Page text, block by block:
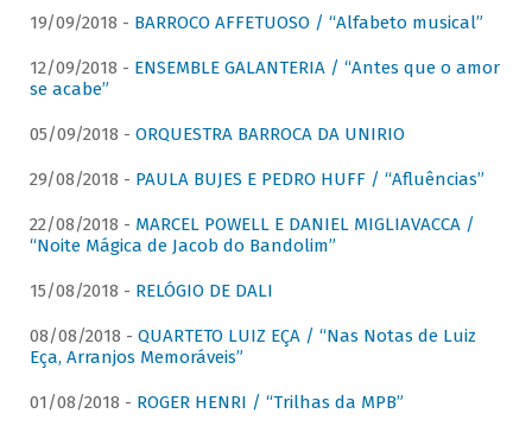
19/09/2018 - BARROCO AFFETUOSO / “Alfabeto musical”
12/09/2018 - ENSEMBLE GALANTERIA / “Antes que o amor
se acabe”
05/09/2018 - ORQUESTRA BARROCA DA UNIRIO
29/08/2018 - PAULA BUJES E PEDRO HUFF / “Afluências”
22/08/2018 - MARCEL POWELL E DANIEL MIGLIAVACCA /
“Noite Mágica de Jacob do Bandolim”
15/08/2018 - RELÓGIO DE DALI
08/08/2018 - QUARTETO LUIZ EÇA / “Nas Notas de Luiz
Eça, Arranjos Memoráveis”
01/08/2018 - ROGER HENRI / “Trilhas da MPB”